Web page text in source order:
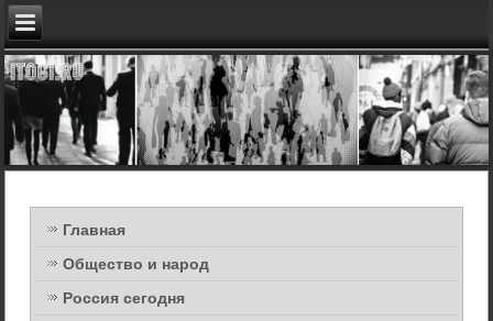
Главная
Общество и народ
Россия сегодня